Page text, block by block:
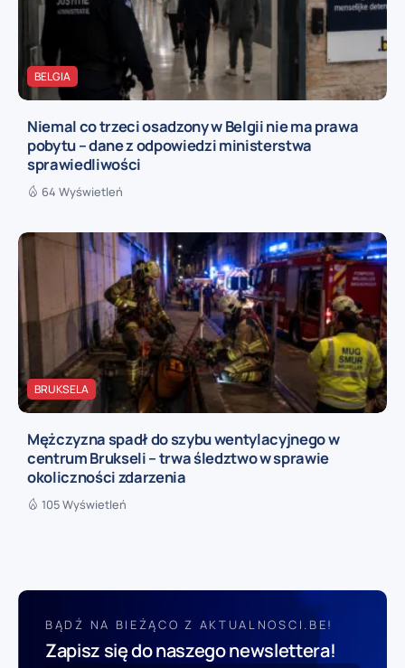
BELGIA
Niemal co trzeci osadzony w Belgii nie ma prawa
pobytu – dane z odpowiedzi ministerstwa
sprawiedliwości
64 Wyświetleń
BRUKSELA
Mężczyzna spadł do szybu wentylacyjnego w
centrum Brukseli – trwa śledztwo w sprawie
okoliczności zdarzenia
105 Wyświetleń
BĄDŹ NA BIEŻĄCO Z AKTUALNOSCI.BE!
Zapisz się do naszego newslettera!